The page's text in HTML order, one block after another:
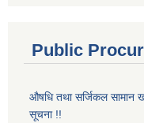
Public
औषधि तथा सर्जिकल सामान
सूचना !!